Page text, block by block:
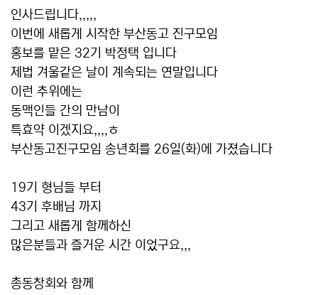
본문
인사드립니다,,,,,
이번에 새롭게 시작한 부산동고 진구모임
홍보를 맡은 32기 박정택 입니다
제법 겨울같은 날이 계속되는 연말입니다
이런 추위에는
동맥인들 간의 만남이
특효약 이겠지요,,,,ㅎ
부산동고진구모임 송년회를 26일(화)에 가졌습니다
19기 형님들 부터
43기 후배님 까지
그리고 새롭게 함께하신
많은분들과 즐거운 시간 이었구요,,,
총동창회와 함께